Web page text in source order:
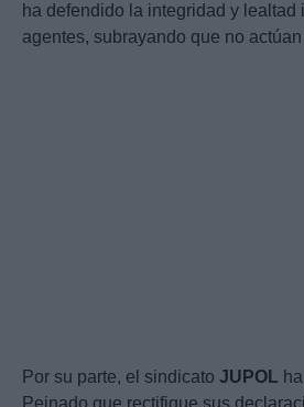
ha defendido la integridad y
agentes, subrayando que no
Por su parte, el sindicato JUPOL